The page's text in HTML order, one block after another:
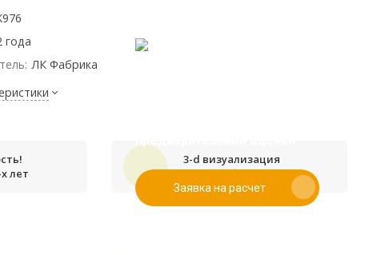
года
ЛК Фабрика
лет
3-d визуализация
проекта бесплатно
Заявка на расчет